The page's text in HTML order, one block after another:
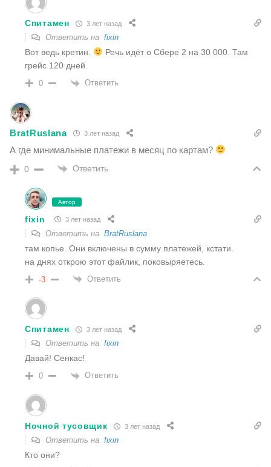
Спитамен 3 лет назад
Ответить на fixin
Вот ведь кретин.
Речь идёт о Сбере 2 на 30 000. Там
грейс 120 дней.
0 Ответить
BratRuslana 3 лет назад
А где минимальные платежи в месяц по картам?
0 Ответить
Автор
fixin 3 лет назад
Ответить на BratRuslana
там копье. Они включены в сумму платежей, кстати.
на днях открою этот файлик, поковыряетесь.
-3 Ответить
Спитамен 3 лет назад
Ответить на fixin
Давай! Сенкас!
0 Ответить
Ночной тусовщик 3 лет назад
Ответить на fixin
Кто они?